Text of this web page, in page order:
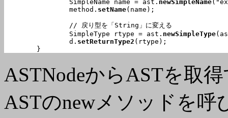
		SimpleName name = ast.
newSimpleName
		method.
setName(name);
		SimpleType rtype = ast.
newSimpleType
		d.
setReturnType2 (rtype);
	}
ASTNodeからASTを取
ASTのnewメソッドを呼